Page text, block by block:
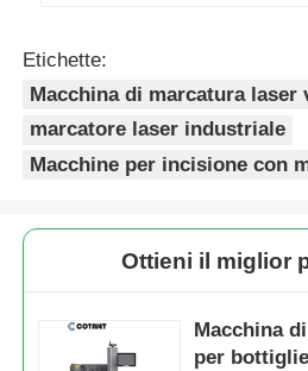
Etichette:
Macchina di marcatura laser
marcatore laser industriale
Macchine per incisione con
Ottieni il miglior
Macchina
per